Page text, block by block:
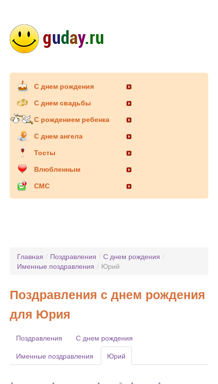
С днем рождения
С днем свадьбы
С рождением ребенка
С днем ангела
Тосты
Влюбленным
СМС
Главная / Поздравления / С днем рождения /
Именные поздравления / Юрий
Поздравления с днем рождения
для Юрия
Поздравления
С днем рождения
Именные поздравления
Юрий